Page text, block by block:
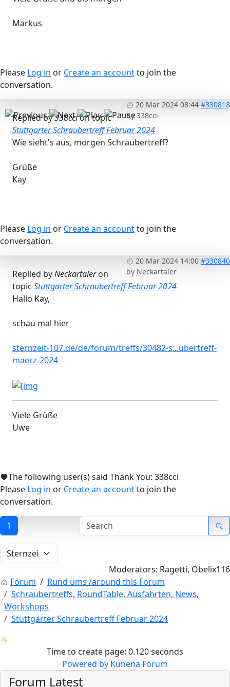
Markus
Please Log in or Create an accountto join the
conversation.
20 Mar 2024 08:44 #330818
by338cci
Replied by338ccion topic
Stuttgarter Schraubertreff Februar 2024
Wie sieht's aus, morgen Schraubertreff?
Grüße
Kay
Please Log in or Create an accountto join the
conversation.
20 Mar 2024 14:00 #330840
by Neckartaler
Replied byNeckartaleron
topic Stuttgarter Schraubertreff Februar 2024
Hallo Kay,
schau mal hier
sternzeit-107.de/de/forum/treffs/30482-s...ubertreff-
maerz-2024
Viele Grüße
Uwe
The following user(s) said Thank You: 338cci
Please Log in or Create an accountto join the
conversation.
1
Moderators: Ragetti, Obelix116
Forum
Rund ums /around this Forum
Schraubertreffs, RoundTable, Ausfahrten, News,
Workshops
Stuttgarter Schraubertreff Februar 2024
Time to create page: 0.120 seconds
Powered by Kunena Forum
Forum Latest